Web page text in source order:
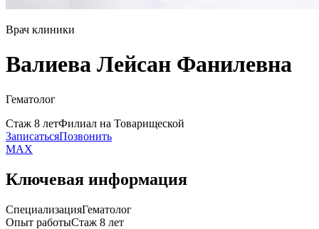
Врач клиники
Валиева Лейсан Фанилевна
Гематолог
Стаж 8 летФилиал на Товарищеской
ЗаписатьсяПозвонить
MAX
Ключевая информация
СпециализацияГематолог
Опыт работыСтаж 8 лет